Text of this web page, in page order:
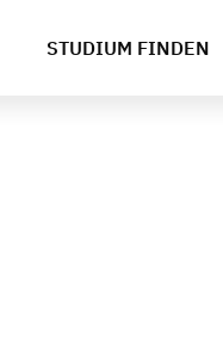
STUDIUM FINDEN